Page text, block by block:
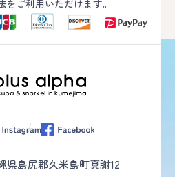
ご利用いただけます。
県島尻郡久米島町真謝12